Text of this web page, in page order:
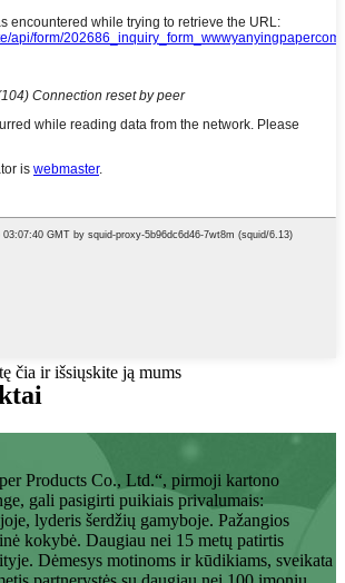
čia ir išsiųskite ją mums
Products Co., Ltd.“, pirmoji kartono
gali pasigirti puikiais privalumais:
lyderis šerdžių gamyboje. Pažangios
kokybė. Daugiau nei 15 metų patirtis
Dėmesys motinoms ir kūdikiams, sveikata